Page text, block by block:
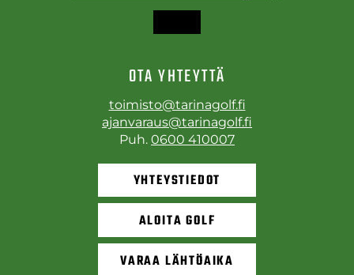
OTA YHTEYTTÄ
toimisto@tarinagolf.fi
ajanvaraus@tarinagolf.fi
Puh. 0600 410007
YHTEYSTIEDOT
ALOITA GOLF
VARAA LÄHTÖAIKA